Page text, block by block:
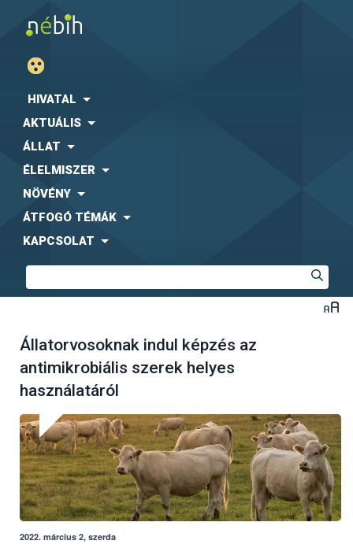
HIVATAL
AKTUÁLIS
ÁLLAT
ÉLELMISZER
NÖVÉNY
ÁTFOGÓ TÉMÁK
KAPCSOLAT
Állatorvosoknak indul képzés az
antimikrobiális szerek helyes
használatáról
2022. március 2, szerda